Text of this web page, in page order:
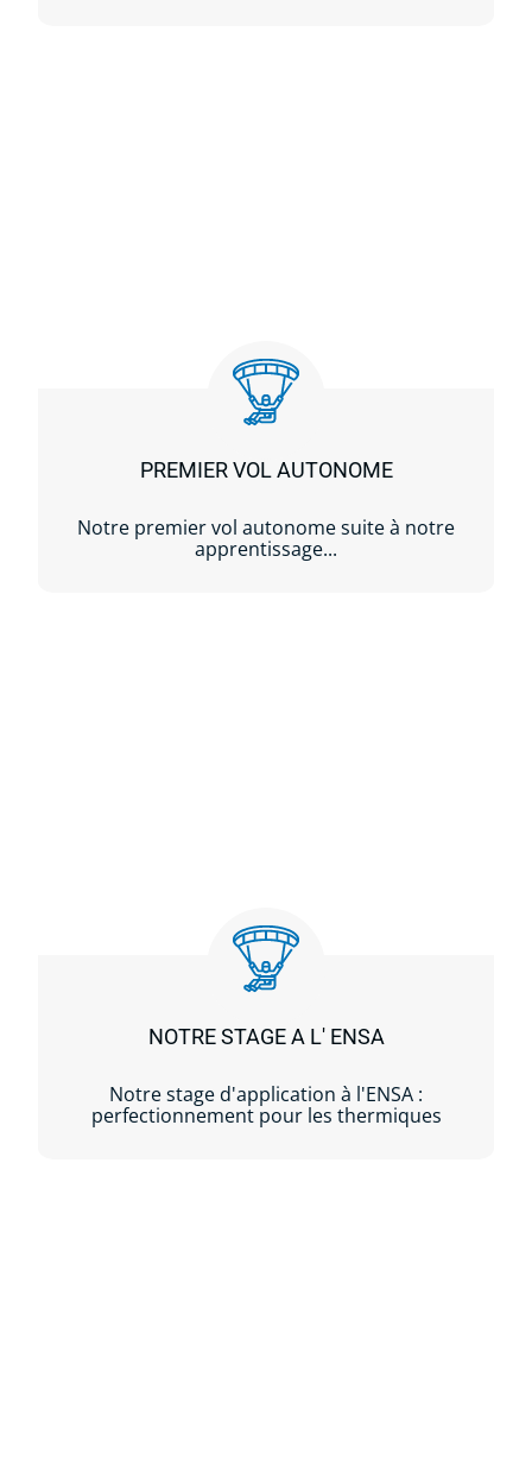
PREMIER VOL AUTONOME
Notre premier vol autonome suite à notre
apprentissage...
NOTRE STAGE A L' ENSA
Notre stage d'application à l'ENSA :
perfectionnement pour les thermiques